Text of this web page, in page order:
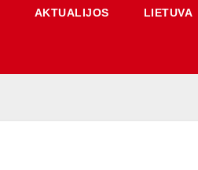
AKTUALIJOS LIETUVA